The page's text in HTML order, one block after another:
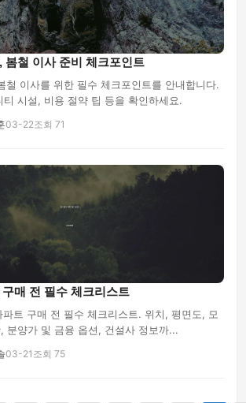
봄철 이사 준비 체크포인트
철 이사를 위한 필수 체크포인트를 안내합니다.
티 시설, 비용 절약 팁 등을 확인하세요.
03-22조회 71
매 전 필수 체크리스트
트 구매 전 필수 체크리스트. 위치, 평면도, 모
분양가 및 금융 옵션, 건설사 정보까...
03-21 조회 75